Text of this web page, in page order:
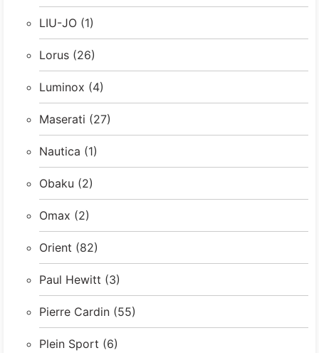
LIU-JO (1)
Lorus (26)
Luminox (4)
Maserati (27)
Nautica (1)
Obaku (2)
Omax (2)
Orient (82)
Paul Hewitt (3)
Pierre Cardin (55)
Plein Sport (6)